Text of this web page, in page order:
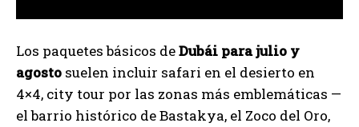
Los paquetes básicos deDubái para julio y
agosto suelen incluir safari en el desierto en
4×4, city tour por las zonas más emblemáticas —
el barrio histórico de Bastakya, el Zoco del Oro,